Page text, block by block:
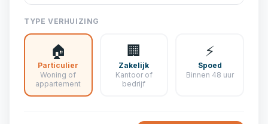
TYPE VERHUIZING
🏠
Particulier
Woning of
appartement
🏢
Zakelijk
Kantoor of
bedrijf
⚡
Spoed
Binnen 48 uur